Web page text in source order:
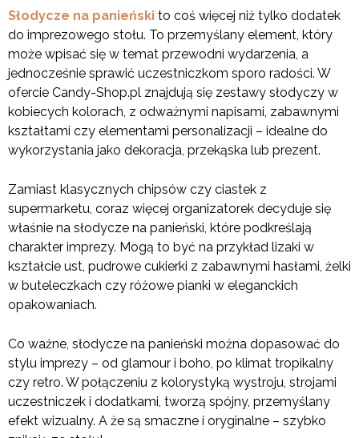
Słodycze na panieński to coś więcej niż tylko dodatek
do imprezowego stołu. To przemyślany element, który
może wpisać się w temat przewodni wydarzenia, a
jednocześnie sprawić uczestniczkom sporo radości. W
ofercie Candy-Shop.pl znajdują się zestawy słodyczy w
kobiecych kolorach, z odważnymi napisami, zabawnymi
kształtami czy elementami personalizacji – idealne do
wykorzystania jako dekoracja, przekąska lub prezent.
Zamiast klasycznych chipsów czy ciastek z
supermarketu, coraz więcej organizatorek decyduje się
właśnie na słodycze na panieński, które podkreślają
charakter imprezy. Mogą to być na przykład lizaki w
kształcie ust, pudrowe cukierki z zabawnymi hasłami, żelki
w buteleczkach czy różowe pianki w eleganckich
opakowaniach.
Co ważne, słodycze na panieński można dopasować do
stylu imprezy – od glamour i boho, po klimat tropikalny
czy retro. W połączeniu z kolorystyką wystroju, strojami
uczestniczek i dodatkami, tworzą spójny, przemyślany
efekt wizualny. A że są smaczne i oryginalne – szybko